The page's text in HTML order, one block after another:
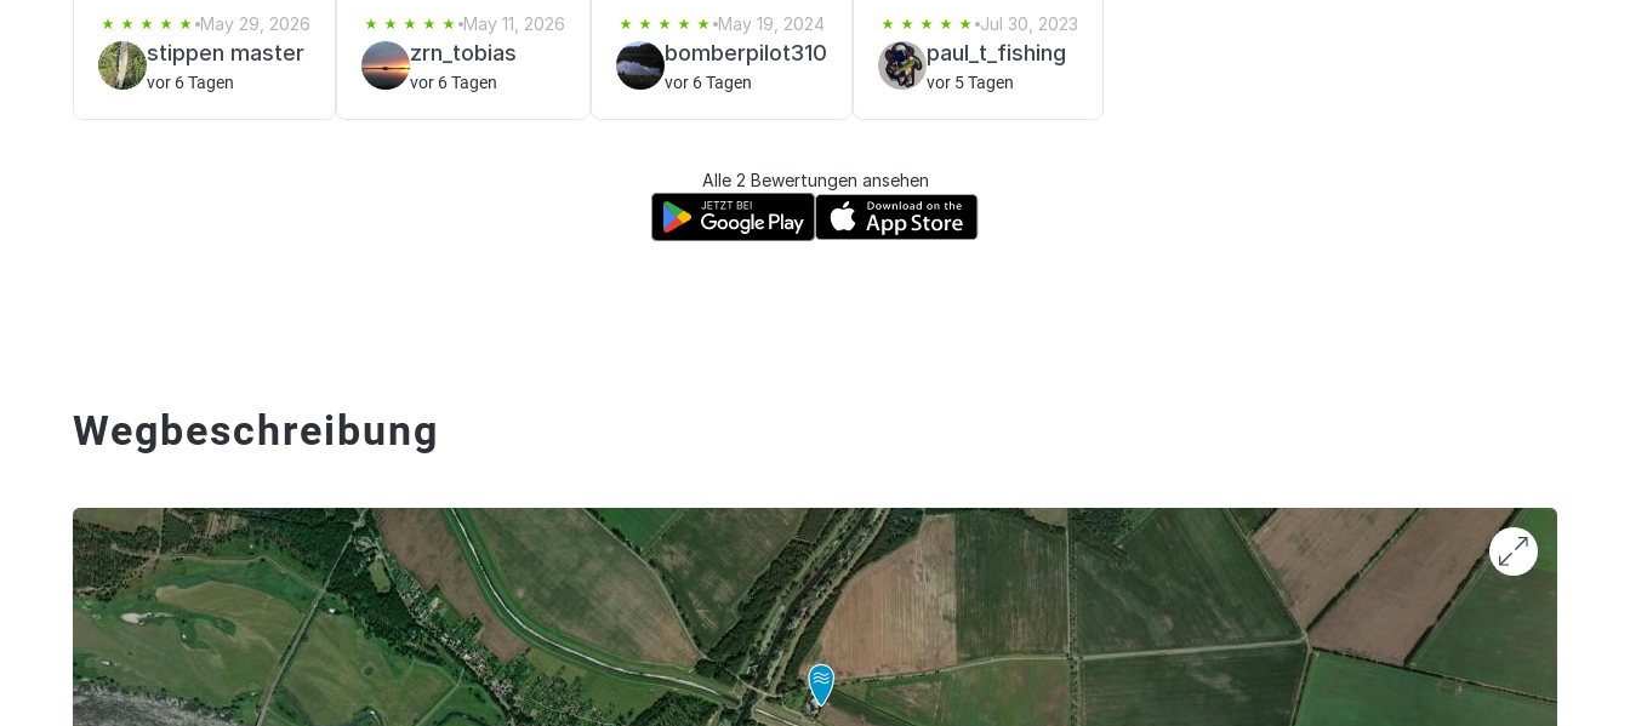
May 29, 2026
stippen master
vor 6 Tagen
May 11, 2026
zrn_tobias
vor 6 Tagen
May 19, 2024
bomberpilot310
vor 6 Tagen
Jul 30, 2023
paul_t_fishing
vor 5 Tagen
Alle 2 Bewertungen ansehen
Wegbeschreibung